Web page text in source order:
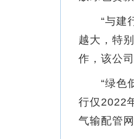
“与建行
越大，特
作，该公
“绿色低
行仅2022
气输配管